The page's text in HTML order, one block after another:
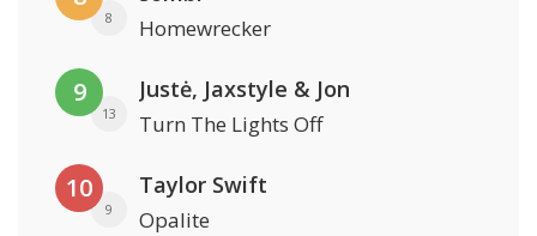
8 Homewrecker
9
13
Justė, Jaxstyle & Jon
Turn The Lights Off
10
9
Taylor Swift
Opalite